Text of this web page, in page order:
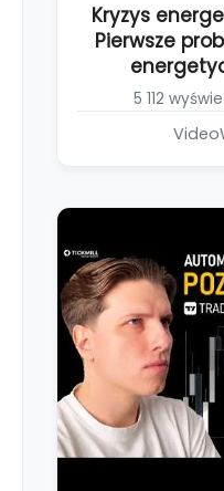
Kryzys
Pierwsze
5 112